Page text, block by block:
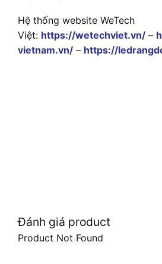
Hệ thống website WeTech
Việt: https://wetechviet.vn/ –
vietnam.vn/ – https://
Đánh giá product
Product Not Found